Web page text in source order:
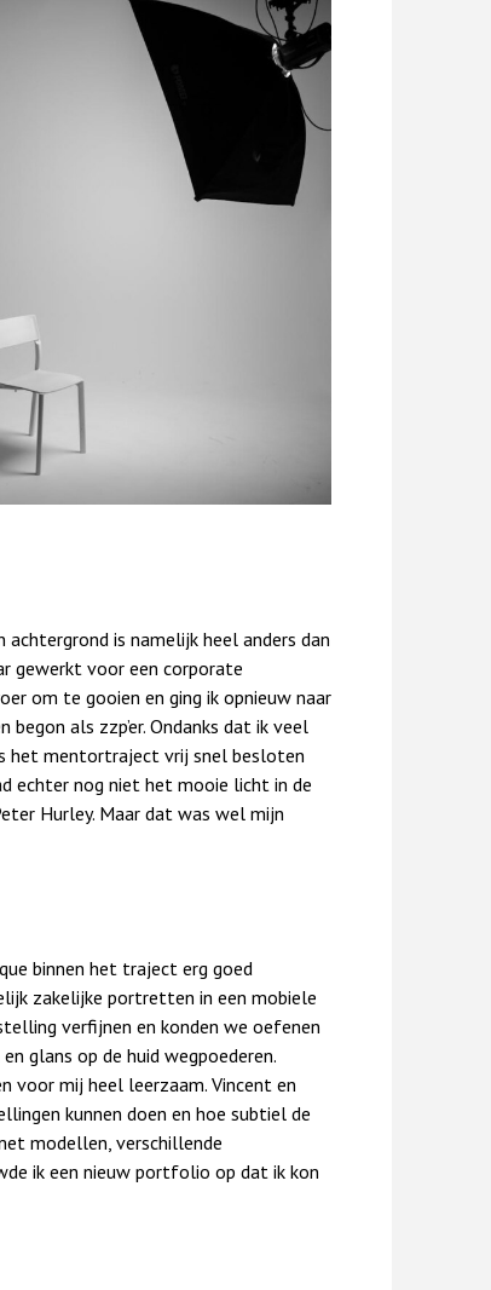
is namelijk heel anders dan
gewerkt voor een corporate
om te gooien en ging ik opnieuw naar
als zzp’er. Ondanks dat ik veel
het mentortraject vrij snel besloten
echter nog niet het mooie licht in de
Hurley. Maar dat was wel mijn
binnen het traject erg goed
zakelijke portretten in een mobiele
verfijnen en konden we oefenen
glans op de huid wegpoederen.
voor mij heel leerzaam. Vincent en
kunnen doen en hoe subtiel de
modellen, verschillende
ik een nieuw portfolio op dat ik kon